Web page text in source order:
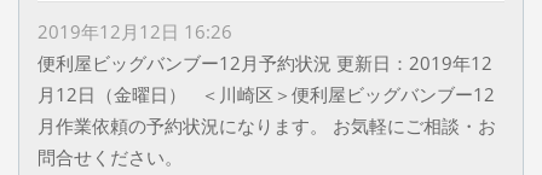
2019年12月12日 16:26
便利屋ビッグバンブー12月予約状況 更新日：2019年12
月12日（金曜日） ＜川崎区＞便利屋ビッグバンブー12
月作業依頼の予約状況になります。 お気軽にご相談・お
問合せください。